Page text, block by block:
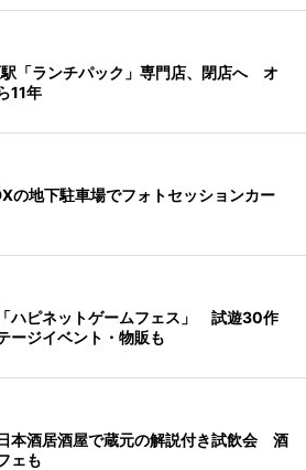
「ランチパック」専門店、閉店へ オ
11年
の地下駐車場でフォトセッションカー
ハピネットゲームフェス」 試遊30作
ージイベント・物販も
本酒居酒屋で蔵元の解説付き試飲会 酒
ェも